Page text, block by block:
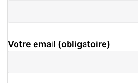
Votre email (obligatoire)